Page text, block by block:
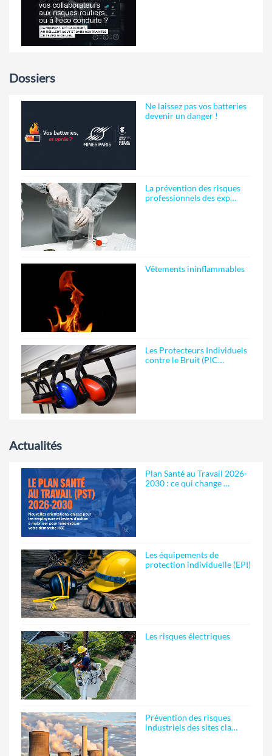
Dossiers
Ne laissez pas vos batteries
devenir un danger !
La prévention des risques
professionnels des exp…
Vêtements ininflammables
Les Protecteurs Individuels
contre le Bruit (PIC…
Actualités
Plan Santé au Travail 2026-
2030 : ce qui change …
Les équipements de
protection individuelle (EPI)
Les risques électriques
Prévention des risques
industriels des sites cla…